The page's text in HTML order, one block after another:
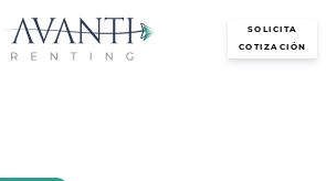
SOLICITA
COTIZACIÓN